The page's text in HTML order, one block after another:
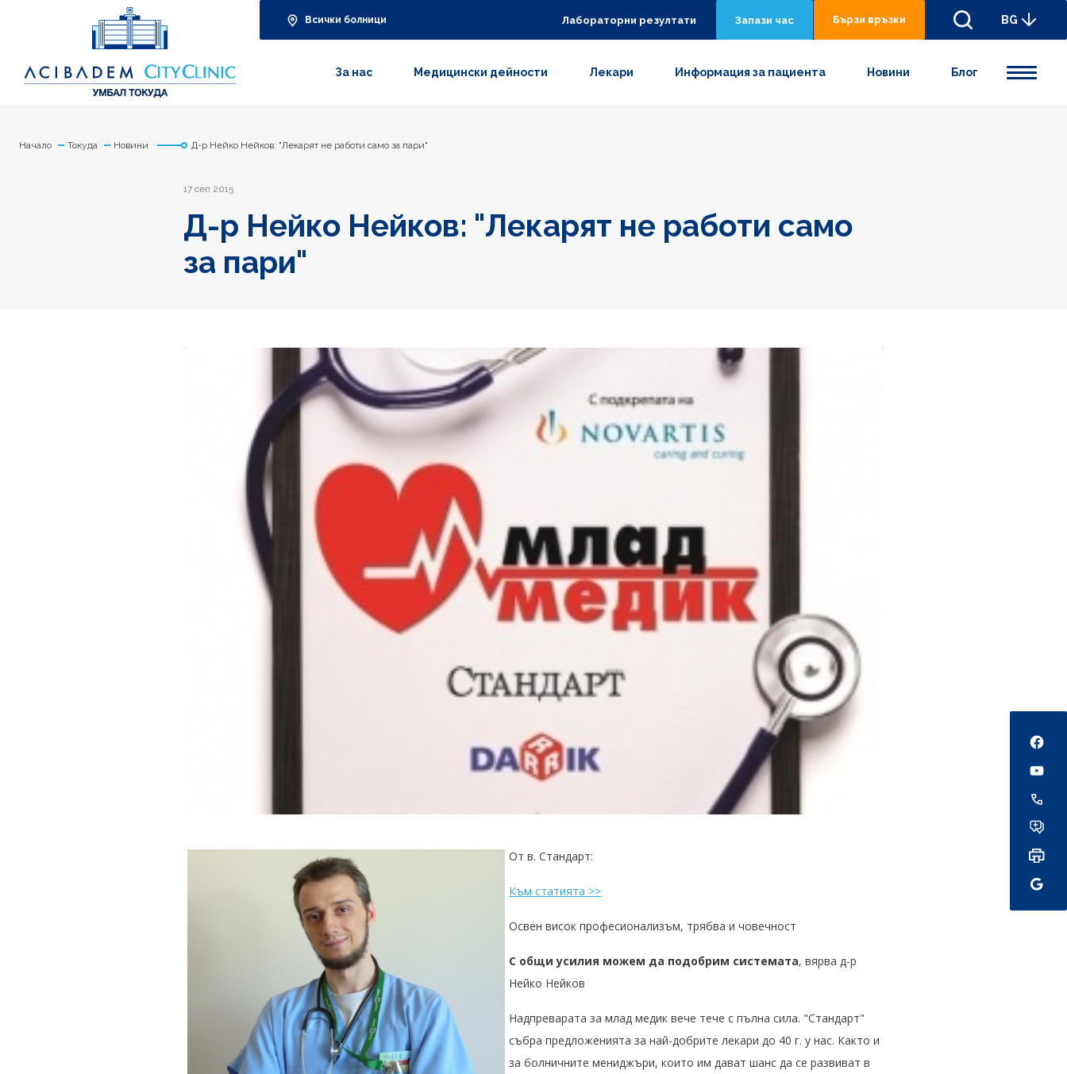
Всички болници Лабораторни резултати Запази час Бързи връзки BG
За нас Медицински дейности Лекари Информация за пациента Новини Блог
Начало Токуда Новини Д-р Нейко Нейков: "Лекарят не работи само за пари"
17 сеп 2015
Д-р Нейко Нейков: "Лекарят не работи само
за пари"
От в. Стандарт:
Към статията >>
Освен висок професионализъм, трябва и човечност
С общи усилия можем да подобрим системата, вярва д-р
Нейко Нейков
Надпреварата за млад медик вече тече с пълна сила. "Стандарт"
събра предложенията за най-добрите лекари до 40 г. у нас. Както и
за болничните мениджъри, които им дават шанс да се развиват в